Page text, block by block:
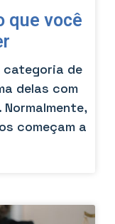
que você
categoria de
delas com
começam a